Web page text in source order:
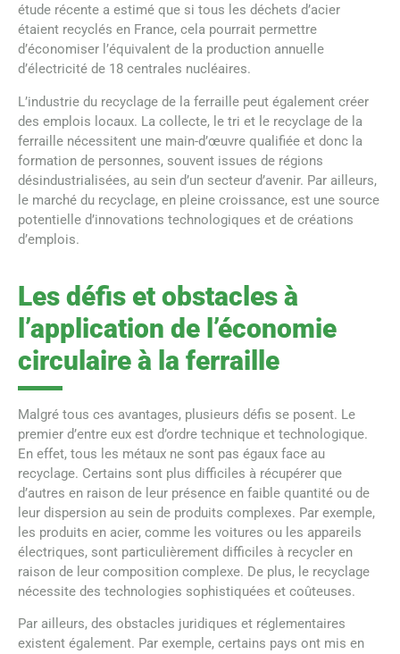
étude récente a estimé que si tous les déchets d’acier
étaient recyclés en France, cela pourrait permettre
d’économiser l’équivalent de la production annuelle
d’électricité de 18 centrales nucléaires.
L’industrie du recyclage de la ferraille peut également créer
des emplois locaux. La collecte, le tri et le recyclage de la
ferraille nécessitent une main-d’œuvre qualifiée et donc la
formation de personnes, souvent issues de régions
désindustrialisées, au sein d’un secteur d’avenir. Par ailleurs,
le marché du recyclage, en pleine croissance, est une source
potentielle d’innovations technologiques et de créations
d’emplois.
Les défis et obstacles à
l’application de l’économie
circulaire à la ferraille
Malgré tous ces avantages, plusieurs défis se posent. Le
premier d’entre eux est d’ordre technique et technologique.
En effet, tous les métaux ne sont pas égaux face au
recyclage. Certains sont plus difficiles à récupérer que
d’autres en raison de leur présence en faible quantité ou de
leur dispersion au sein de produits complexes. Par exemple,
les produits en acier, comme les voitures ou les appareils
électriques, sont particulièrement difficiles à recycler en
raison de leur composition complexe. De plus, le recyclage
nécessite des technologies sophistiquées et coûteuses.
Par ailleurs, des obstacles juridiques et réglementaires
existent également. Par exemple, certains pays ont mis en